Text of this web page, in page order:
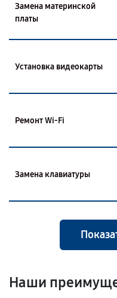
Замена материнской
платы
Установка видеокарты
Ремонт Wi-Fi
Замена клавиатуры
Наши